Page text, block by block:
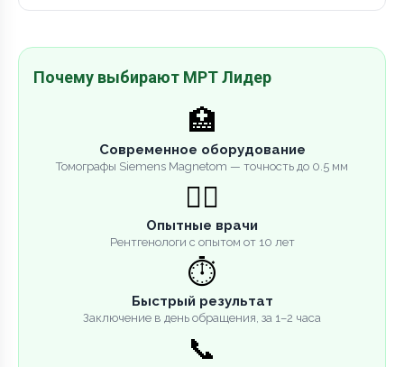
Почему выбирают МРТ Лидер
🏥
Современное оборудование
Томографы Siemens Magnetom — точность до 0.5 мм
👨‍⚕️
Опытные врачи
Рентгенологи с опытом от 10 лет
⏱️
Быстрый результат
Заключение в день обращения, за 1–2 часа
📞